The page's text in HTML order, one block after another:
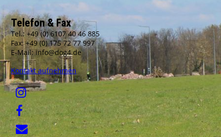
Telefon & Fax
Tel.: +49 (0) 6107 40 46 885
Fax: +49 (0) 175 72 77 997
E-Mail: info@dog4.de
Kontakt aufnehmen